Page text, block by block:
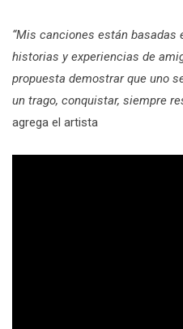
“Mis canciones están
historias y experiencias de
propuesta demostrar que uno
un trago, conquistar, siempre
agrega el artista